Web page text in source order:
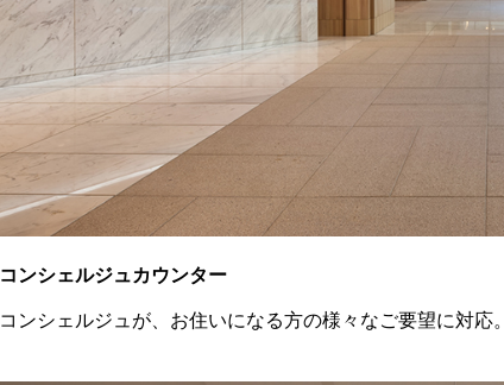
コンシェルジュカウンター
コンシェルジュが、お住いになる方の様々なご要望に対応。